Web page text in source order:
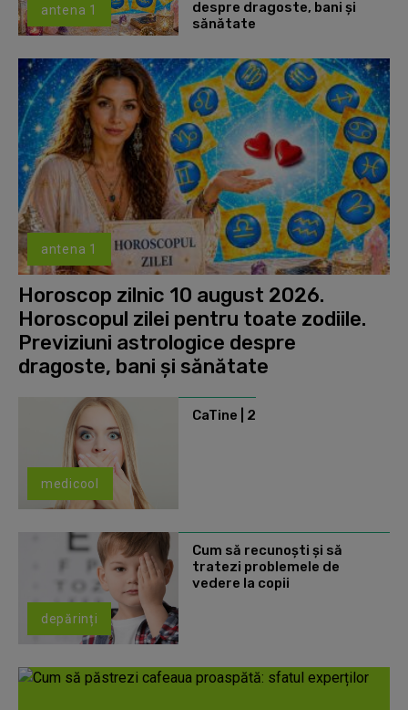
antena 1
despre dragoste, bani și
sănătate
antena 1
Horoscop zilnic 10 august 2026.
Horoscopul zilei pentru toate zodiile.
Previziuni astrologice despre
dragoste, bani și sănătate
medicool
CaTine | 2
depărinți
Cum să recunoști și să
tratezi problemele de
vedere la copii